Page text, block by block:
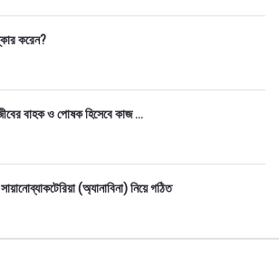
করেন?
বাহক ও পোষক হিসেবে কাজ ...
(অ্যানাবিনা) নিয়ে গঠিত